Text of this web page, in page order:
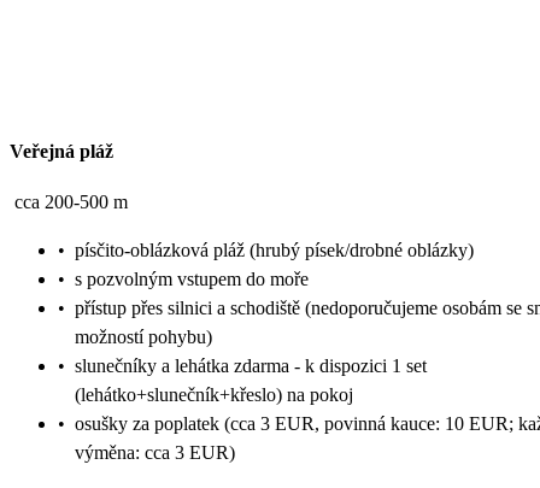
Veřejná pláž
cca 200-500 m
• písčito-oblázková pláž (hrubý písek/drobné oblázky)
• s pozvolným vstupem do moře
• přístup přes silnici a schodiště (nedoporučujeme osobám se
možností pohybu)
• slunečníky a lehátka zdarma - k dispozici 1 set
(lehátko+slunečník+křeslo) na pokoj
• osušky za poplatek (cca 3 EUR, povinná kauce: 10 EUR;
výměna: cca 3 EUR)